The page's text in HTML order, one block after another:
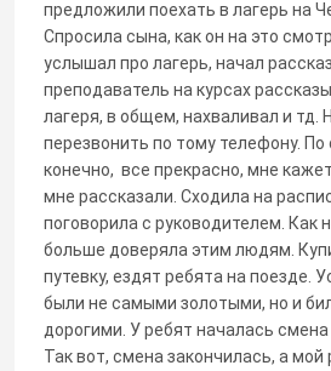
предложили поехать в лагерь на
Спросила сына, как он на это
услышал про лагерь, начал
преподаватель на курсах
лагеря, в общем, нахваливал и тд.
перезвонить по тому телефону. По
конечно, все прекрасно, мне
мне рассказали. Сходила на
поговорила с руководителем. Как
больше доверяла этим людям.
путевку, ездят ребята на поезде.
были не самыми золотыми, но и
дорогими. У ребят началась смена
Так вот, смена закончилась, а мой